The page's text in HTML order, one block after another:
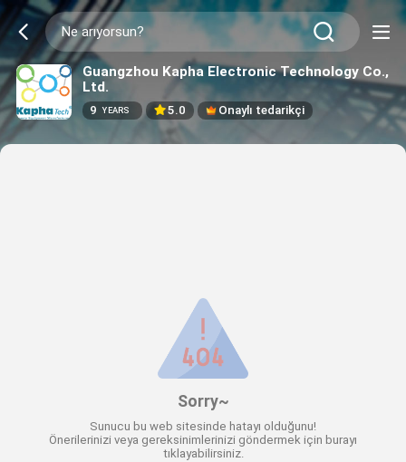
Guangzhou Kapha Electronic Technology Co.,
Ltd.
9 YEARS 5.0 Onaylı tedarikçi
Sorry~
Sunucu bu web sitesinde hatayı olduğunu!
Önerilerinizi veya gereksinimlerinizi göndermek için burayı
tıklayabilirsiniz.